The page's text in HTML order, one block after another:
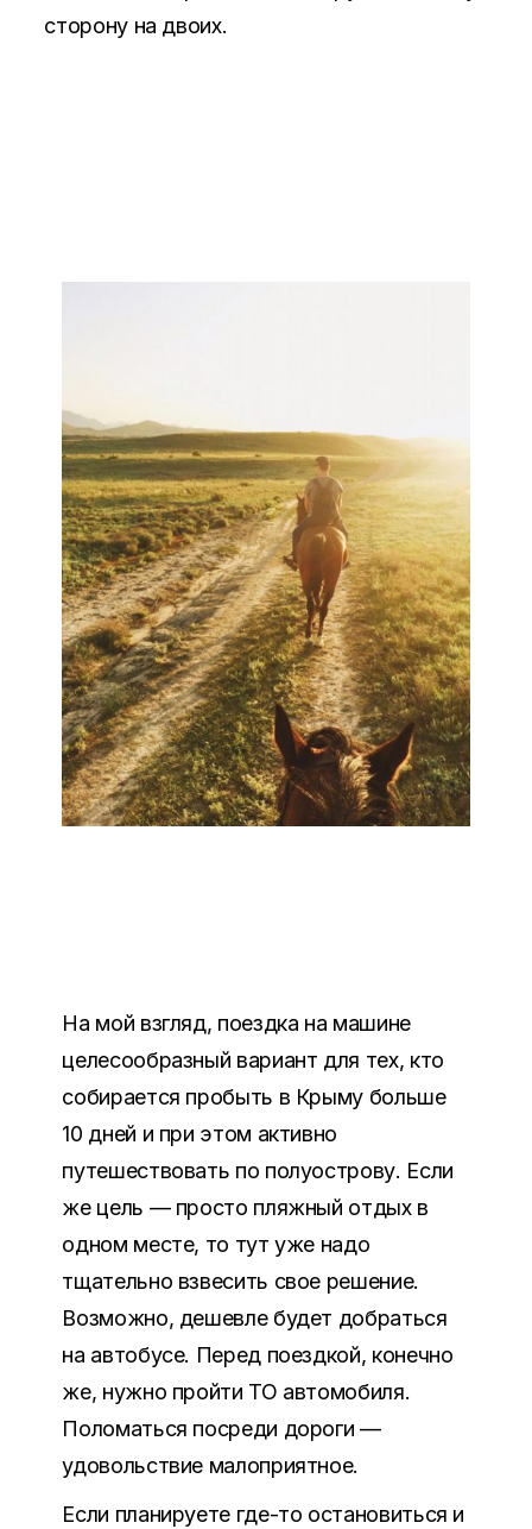
сторону на двоих.
На мой взгляд, поездка на машине
целесообразный вариант для тех, кто
собирается пробыть в Крыму больше
10 дней и при этом активно
путешествовать по полуострову. Если
же цель — просто пляжный отдых в
одном месте, то тут уже надо
тщательно взвесить свое решение.
Возможно, дешевле будет добраться
на автобусе. Перед поездкой, конечно
же, нужно пройти ТО автомобиля.
Поломаться посреди дороги —
удовольствие малоприятное.
Если планируете где-то остановиться и